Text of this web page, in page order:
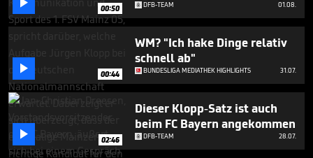
minute,
0
00:50 DFB-TEAM 01.08.
 00:44
WM? "Ich hake Dinge relativ
schnell ab"
BUNDESLIGA MEDIATHEK HIGHLIGHTS 31.07.
 02:46
Dieser Klopp-Satz ist auch
beim FC Bayern angekommen
DFB-TEAM 28.07.